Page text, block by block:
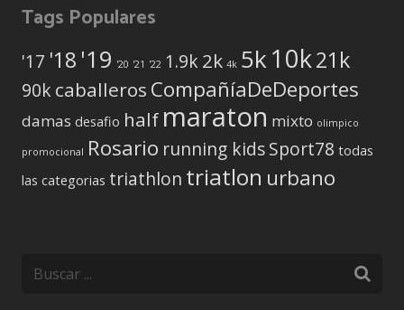
Tags Populares
'17 '18 '19 '20 '21 '22 1.9k 2k 4k 5k10k21k
90k caballeros CompañíaDeDeportes
damas desafio half maraton mixto olimpico
promocional Rosario running kidsSport78 todas
las categorias triathlon triatlon urbano